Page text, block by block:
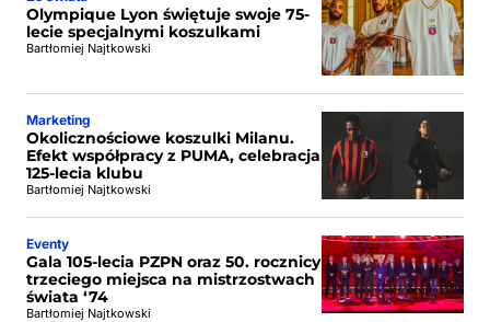
Olympique Lyon świętuje swoje 75-
lecie specjalnymi koszulkami
Bartłomiej Najtkowski
Marketing
Okolicznościowe koszulki Milanu.
Efekt współpracy z PUMA, celebracja
125-lecia klubu
Bartłomiej Najtkowski
Eventy
Gala 105-lecia PZPN oraz 50. rocznicy
trzeciego miejsca na mistrzostwach
świata ‘74
Bartłomiej Najtkowski